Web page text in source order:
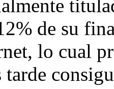
de su
lo cual
tarde